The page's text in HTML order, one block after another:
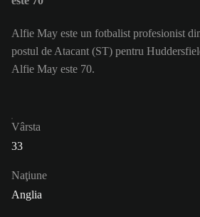
Alfie May este un fotbalist profesionist
postul de Atacant (ST) pentru
Alfie May este 70.
Vârsta
33
Naţiune
Anglia